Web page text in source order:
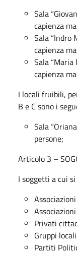
Sala
capienza
Sala “Indro
capienza
Sala “Maria
capienza
I locali fruibili,
B e C sono i
Sala
persone;
Articolo 3 –
I soggetti a cui
Privati
Gruppi
Partiti